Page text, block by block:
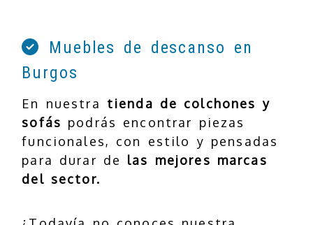
Muebles de descanso en
Burgos
En nuestra tienda de colchones y
sofás podrás encontrar piezas
funcionales, con estilo y pensadas
para durar de las mejores marcas
del sector.